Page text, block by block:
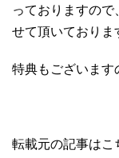
っておりますの
せて頂いておりま
特典もございます
転載元の記事はこ